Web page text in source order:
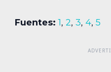
Fuentes: 1, 2, 3, 4, 5